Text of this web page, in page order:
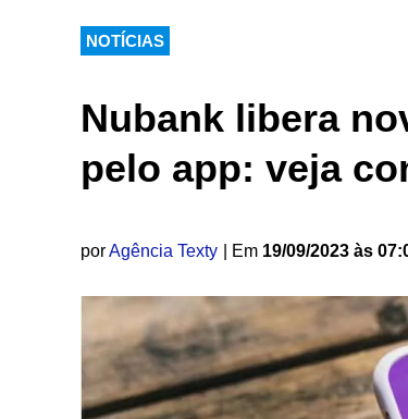
NOTÍCIAS
Nubank libera
pelo app: veja
porAgência Texty | Em 19/09/2023 às